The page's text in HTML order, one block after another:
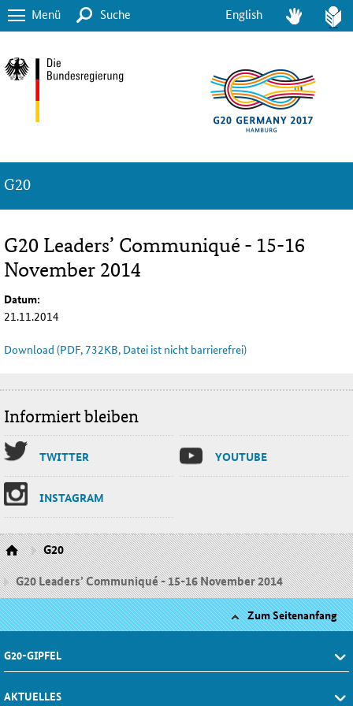
Menü Suche English
G20
G20 Leaders’ Communiqué - 15-16
November 2014
Datum:
21.11.2014
Download (PDF, 732KB, Datei ist nicht barrierefrei)
Informiert bleiben
TWIT­TER YOU­TU­BE
INS­TA­GRAM
G20
G20 Leaders’ Communiqué - 15-16 November 2014
Zum Seitenanfang
G20-GIPFEL
AKTUELLES